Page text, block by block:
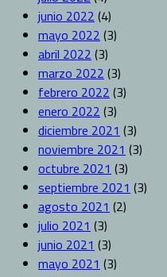
junio 2022 (4)
mayo 2022 (3)
abril 2022 (3)
marzo 2022 (3)
febrero 2022 (3)
enero 2022 (3)
diciembre 2021 (3)
noviembre 2021 (3)
octubre 2021 (3)
septiembre 2021 (3)
agosto 2021 (2)
julio 2021 (3)
junio 2021 (3)
mayo 2021 (3)